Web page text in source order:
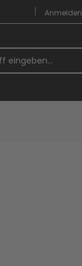
Anmelden